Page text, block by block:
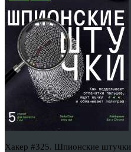
Хакер #325. Шпионские штучки